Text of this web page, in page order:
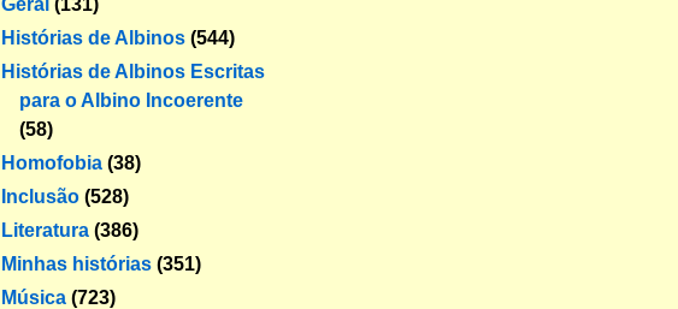
Histórias de Albinos (544)
Histórias de Albinos Escritas
para o Albino Incoerente
(58)
Homofobia (38)
Inclusão (528)
Literatura (386)
Minhas histórias (351)
Música (723)